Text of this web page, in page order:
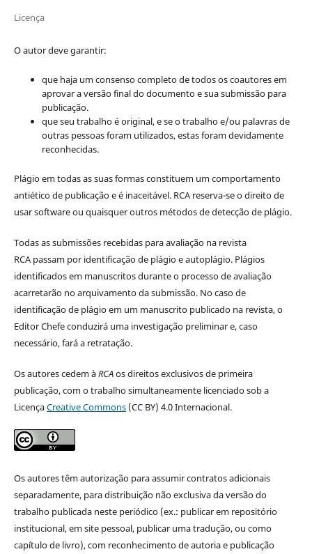
Licença
O autor deve garantir:
que haja um consenso completo de todos os coautores em
aprovar a versão final do documento e sua submissão para
publicação.
que seu trabalho é original, e se o trabalho e/ou palavras de
outras pessoas foram utilizados, estas foram devidamente
reconhecidas.
Plágio em todas as suas formas constituem um comportamento
antiético de publicação e é inaceitável. RCA reserva-se o direito de
usar software ou quaisquer outros métodos de detecção de plágio.
Todas as submissões recebidas para avaliação na revista
RCA passam por identificação de plágio e autoplágio. Plágios
identificados em manuscritos durante o processo de avaliação
acarretarão no arquivamento da submissão. No caso de
identificação de plágio em um manuscrito publicado na revista, o
Editor Chefe conduzirá uma investigação preliminar e, caso
necessário, fará a retratação.
Os autores cedem àRCAos direitos exclusivos de primeira
publicação, com o trabalho simultaneamente licenciado sob a
LicençaCreative Commons(CC BY) 4.0 Internacional.
Os autores têm autorização para assumir contratos adicionais
separadamente, para distribuição não exclusiva da versão do
trabalho publicada neste periódico (ex.: publicar em repositório
institucional, em site pessoal, publicar uma tradução, ou como
capítulo de livro), com reconhecimento de autoria e publicação